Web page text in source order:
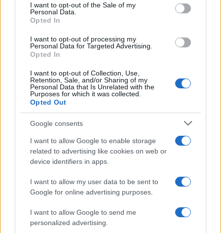
consent section.
I want to opt-out of the Sale of my
Personal Data.
Opted In
I want to opt-out of processing my
Personal Data for Targeted Advertising.
Opted In
I want to opt-out of Collection, Use,
Retention, Sale, and/or Sharing of my
Personal Data that Is Unrelated with the
Purposes for which it was collected.
Opted Out
Google consents
I want to allow Google to enable storage
related to advertising like cookies on web or
device identifiers in apps.
I want to allow my user data to be sent to
Google for online advertising purposes.
I want to allow Google to send me
personalized advertising.
gestiona adecuadamente.
Takeaways para fundadores y
gerentes de producto
Los fundadores y gerentes de producto deben tener
en cuenta varias lecciones clave de este acuerdo.
Primero, ladiversificación es esencial
Asegurarse de que su cadena de suministro esté
compuesta por múltiples proveedores puede
proteger contra la volatilidad del mercado.
Segundo, es crucial tener una visión clara del
oferta contribuye al valor general de la empresa.